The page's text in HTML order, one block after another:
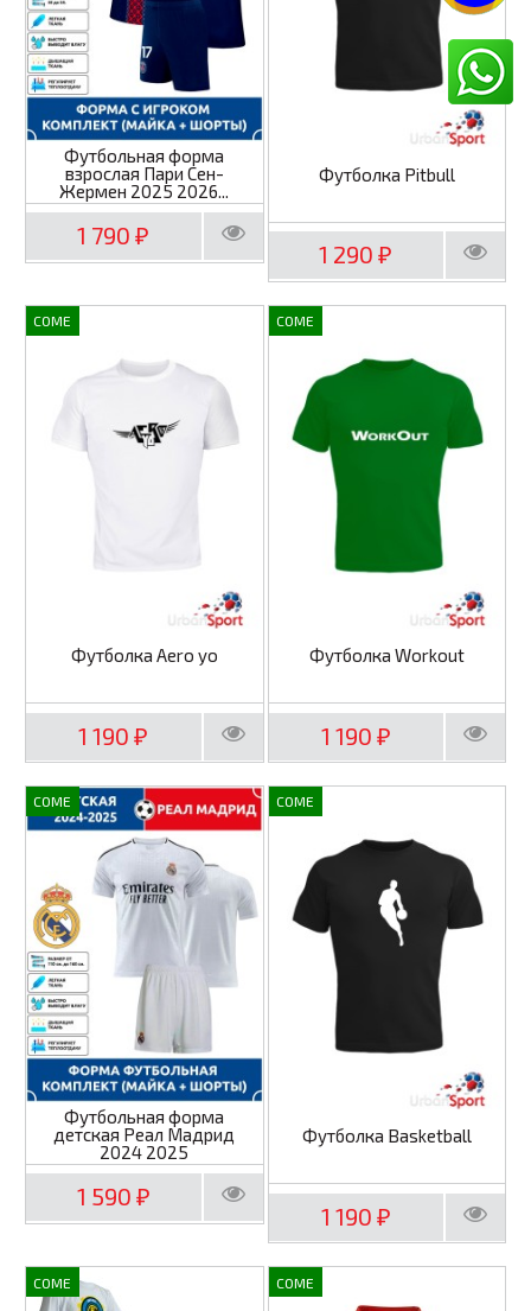
Футбольная форма
взрослая Пари Сен-
Жермен 2025 2026...
1 790₽
Футболка Pitbull
1 290₽
COME
Футболка Aero yo
1 190₽
COME
Футболка Workout
1 190 ₽
COME
Футбольная форма
детская Реал Мадрид
2024 2025
1 590 ₽
COME
Футболка Basketball
1 190 ₽
COME COME